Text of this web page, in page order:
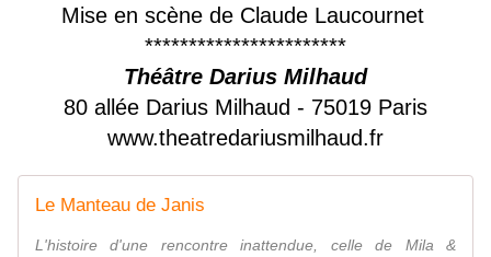
Mise en scène de Claude Laucournet
***********************
Théâtre Darius Milhaud
80 allée Darius Milhaud - 75019 Paris
www.theatredariusmilhaud.fr
Le Manteau de Janis
L'histoire d'une rencontre inattendue, celle de Mila &